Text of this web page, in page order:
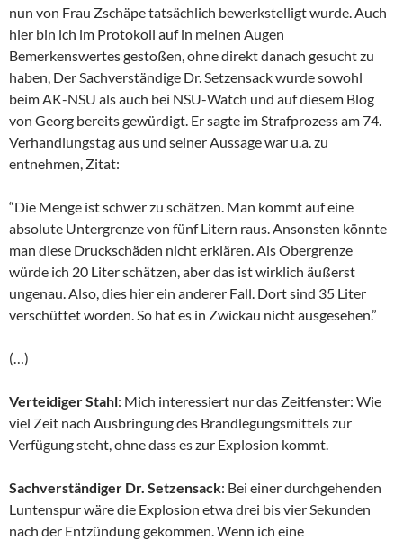
nun von Frau Zschäpe tatsächlich bewerkstelligt wurde. Auch
hier bin ich im Protokoll auf in meinen Augen
Bemerkenswertes gestoßen, ohne direkt danach gesucht zu
haben, Der Sachverständige Dr. Setzensack wurde sowohl
beim AK-NSU als auch bei NSU-Watch und auf diesem Blog
von Georg bereits gewürdigt. Er sagte im Strafprozess am 74.
Verhandlungstag aus und seiner Aussage war u.a. zu
entnehmen, Zitat:
“Die Menge ist schwer zu schätzen. Man kommt auf eine
absolute Untergrenze von fünf Litern raus. Ansonsten könnte
man diese Druckschäden nicht erklären. Als Obergrenze
würde ich 20 Liter schätzen, aber das ist wirklich äußerst
ungenau. Also, dies hier ein anderer Fall. Dort sind 35 Liter
verschüttet worden. So hat es in Zwickau nicht ausgesehen.”
(…)
Verteidiger Stahl: Mich interessiert nur das Zeitfenster: Wie
viel Zeit nach Ausbringung des Brandlegungsmittels zur
Verfügung steht, ohne dass es zur Explosion kommt.
Sachverständiger Dr. Setzensack: Bei einer durchgehenden
Luntenspur wäre die Explosion etwa drei bis vier Sekunden
nach der Entzündung gekommen. Wenn ich eine